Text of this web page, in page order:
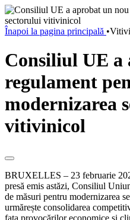
Înapoi la pagina principală •
Consiliul UE a
regulament
modernizarea
vitivinicol
BRUXELLES – 23 februarie
presă emis astăzi, Consiliul
de măsuri pentru modernizarea
urmărește consolidarea
fața provocărilor economice și